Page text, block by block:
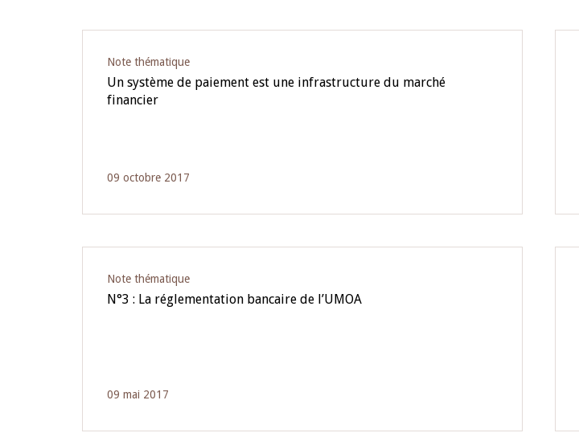
Note thématique
Un système de paiement est une infrastructure du marché
financier
09 octobre 2017
Note thématique
N°3 : La réglementation bancaire de l’UMOA
09 mai 2017